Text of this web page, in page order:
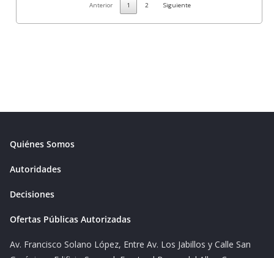
Anterior 1 2 Siguiente
Quiénes Somos
Autoridades
Decisiones
Ofertas Públicas Autorizadas
Av. Francisco Solano López, Entre Av. Los Jabillos y Calle San